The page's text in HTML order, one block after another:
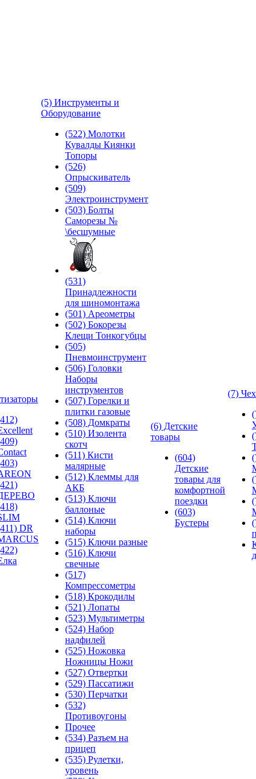
DR
(5) Инструменты и
Оборудование
(522) Молотки
Кувалды Киянки
Топоры
(526)
Опрыскиватель
(509)
Электроинструмент
(503) Болты
Саморезы №
\бесшумные
(531)
Принадлежности
для шиномонтажа
(501) Ареометры
(502) Бокорезы
Клещи Тонкогубцы
(505)
Пневмоинструмент
(506) Головки
Наборы
инструментов
(507) Горелки и
плитки газовые
(508) Домкраты
(510) Изолента
скотч
(511) Кисти
малярные
(512) Клеммы для
АКБ
(513) Ключи
баллоные
(514) Ключи
наборы
(515) Ключи разные
(516) Ключи
свечные
(517)
Компрессометры
(518) Крокодилы
(521) Лопаты
(523) Мультиметры
(524) Набор
надфилей
(525) Ножовка
Ножницы Ножи
(527) Отвертки
(529) Пассатижи
(530) Перчатки
(532)
Противоугоны
Прочее
(534) Разъем на
прицеп
(535) Рулетки,
уровень
(6) Детские
товары
(604)
Детские
товары для
комфортной
поездки
(603)
Бустеры
(7)